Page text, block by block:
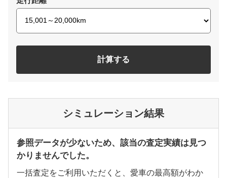
計算する
シミュレーション結果
参照データが少ないため、該当の査定実績は見つ
かりませんでした。
一括査定をご利用いただくと、愛車の最高額がわか